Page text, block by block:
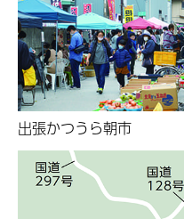
出張かつうら朝市